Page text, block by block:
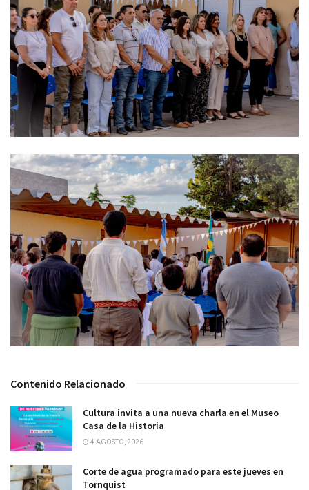
Contenido Relacionado
Cultura invita a una nueva charla en el Museo
Casa de la Historia
4 AGOSTO, 2026
Corte de agua programado para este jueves en
Tornquist